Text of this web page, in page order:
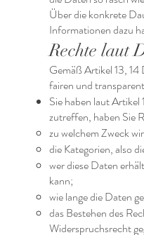
Über die konkrete
Informationen dazu
Rechte laut
Gemäß Artikel 13,
fairen und
Sie haben laut
zutreffen, haben Sie
zu welchem Zweck
die Kategorien, also
wer diese Daten
kann;
wie lange die Daten
das Bestehen des
Widerspruchsrecht